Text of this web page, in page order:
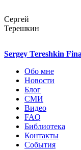
Сергей
Терешкин
Sergey Tereshkin
Обо мне
Новости
Блог
СМИ
Видео
FAQ
Библиотека
Контакты
События